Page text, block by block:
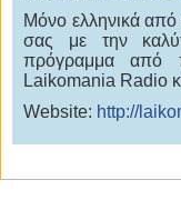
Mόνο ελληνικά
σας με την
πρόγραμμα από
Laikomania Radio
Website: http://